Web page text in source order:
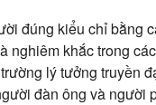
đúng kiểu chỉ
nghiêm khắc trong
lý tưởng truyền
đàn ông và